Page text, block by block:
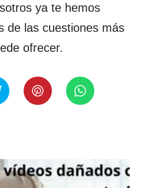
ya te hemos
de las cuestiones más
ofrecer.